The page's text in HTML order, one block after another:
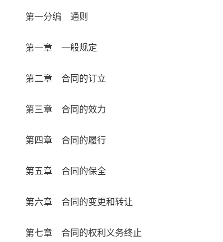
第一分编 通则
第一章 一般规定
第二章 合同的订立
第三章 合同的效力
第四章 合同的履行
第五章 合同的保全
第六章 合同的变更和转让
第七章 合同的权利义务终止